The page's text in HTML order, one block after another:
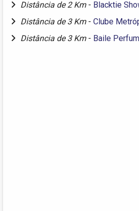
Distância de 2 Km - Blacktie
Distância de 3 Km - Clube
Distância de 3 Km - Baile